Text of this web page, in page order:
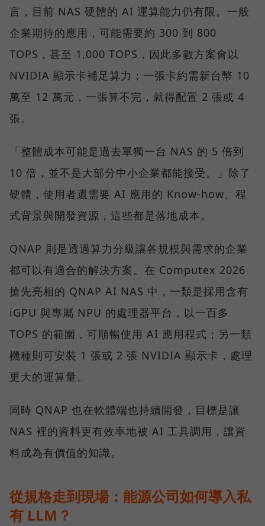
言，目前 NAS 硬體的 AI 運算能力仍有限。一般
企業期待的應用，可能需要約 300 到 800
TOPS，甚至 1,000 TOPS，因此多數方案會以
NVIDIA 顯示卡補足算力；一張卡約需新台幣 10
萬至 12 萬元，一張算不完，就得配置 2 張或 4
張。
「整體成本可能是過去單獨一台 NAS 的 5 倍到
10 倍，並不是大部分中小企業都能接受。」除了
硬體，使用者還需要 AI 應用的 Know-how、程
式背景與開發資源，這些都是落地成本。
QNAP 則是透過算力分級讓各規模與需求的企業
都可以有適合的解決方案。在 Computex 2026
搶先亮相的 QNAP AI NAS 中，一類是採用含有
iGPU 與專屬 NPU 的處理器平台，以一百多
TOPS 的範圍，可順暢使用 AI 應用程式；另一類
機種則可安裝 1 張或 2 張 NVIDIA 顯示卡，處理
更大的運算量。
同時 QNAP 也在軟體端也持續開發，目標是讓
NAS 裡的資料更有效率地被 AI 工具調用，讓資
料成為有價值的知識。
從規格走到現場：能源公司如何導入私
有 LLM？